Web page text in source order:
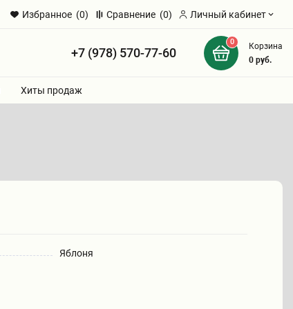
Избранное (0) Сравнение (0) Личный кабинет
+7 (978) 570-77-60
0
Корзина
0руб.
Хиты продаж
Яблоня